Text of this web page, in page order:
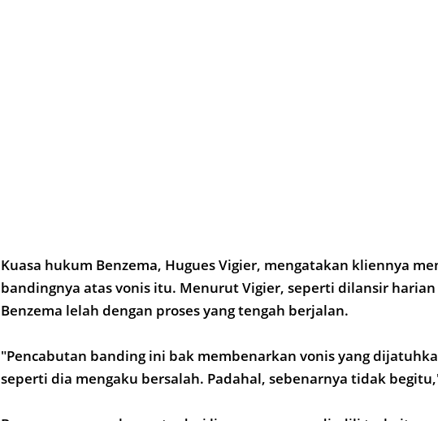
Kuasa hukum Benzema, Hugues Vigier, mengatakan kliennya
bandingnya atas vonis itu. Menurut Vigier, seperti dilansir harian
Benzema lelah dengan proses yang tengah berjalan.
"Pencabutan banding ini bak membenarkan vonis yang
seperti dia mengaku bersalah. Padahal, sebenarnya tidak